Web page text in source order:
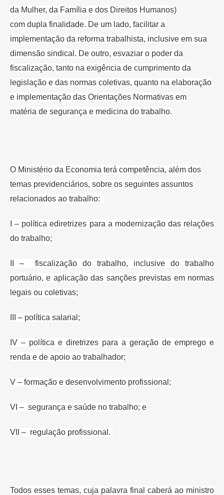
da Mulher, da Família e dos Direitos Humanos)
com dupla finalidade. De um lado, facilitar a
implementação da reforma trabalhista, inclusive em sua
dimensão sindical. De outro, esvaziar o poder da
fiscalização, tanto na exigência de cumprimento da
legislação e das normas coletivas, quanto na elaboração
e implementação das Orientações Normativas em
matéria de segurança e medicina do trabalho.
O Ministério da Economia terá competência, além dos
temas previdenciários, sobre os seguintes assuntos
relacionados ao trabalho:
I – política ediretrizes para a modernização das relações
do trabalho;
II – fiscalização do trabalho, inclusive do trabalho
portuário, e aplicação das sanções previstas em normas
legais ou coletivas;
III – política salarial;
IV – política e diretrizes para a geração de emprego e
renda e de apoio ao trabalhador;
V – formação e desenvolvimento profissional;
VI – segurança e saúde no trabalho; e
VII – regulação profissional.
Todos esses temas, cuja palavra final caberá ao ministro